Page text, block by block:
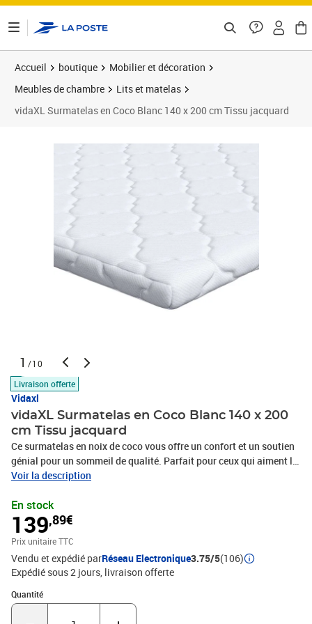
Accueil boutique
Mobilier et décoration
Meubles de chambre
Lits et matelas
vidaXL Surmatelas en Coco Blanc 140 x 200 cm Tissu jacquard
1 /10
Livraison offerte
Vidaxl
vidaXL Surmatelas en Coco Blanc 140 x 200
cm Tissu jacquard
Ce surmatelas en noix de coco vous offre un confort et un soutien
génial pour un sommeil de qualité. Parfait pour ceux qui aiment le
style et le confort, il améliore l'ambiance de n'importe quelle
décorations intérieures contemporaines. Avec sa légèreté, il
s'installe facilement sur tous les matelas, c'est une belle addition à
votre literie. Tissu en jaquard de polyester : Son look élégant et sa
texture soyeuse rendent ce surmatelas super chic. Sa trame fine
assure durabilité et aération, pour un confort toute l'année tout en
gardant une apparence haut de gamme.Remplissage en coco
dense : Le coco en tant que matériau principal assure un soutien
excellent, idéal pour ceux qui veulent une surface de sommeil plus
Voir la description
En stock
139,89€
Prix unitaire TTC
Vendu et expédié parRéseau Electronique3.75/5(106)
Expédié sous 2 jours livraison offerte
Quantité
Quantité : 1